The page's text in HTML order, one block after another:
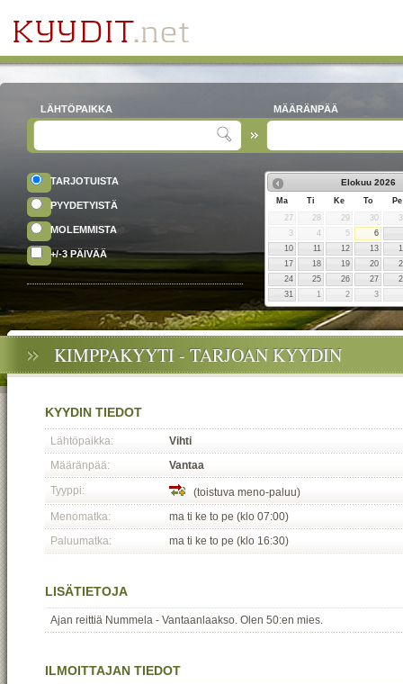
LÄHTÖPAIKKA MÄÄRÄNPÄÄ
TARJOTUISTA
PYYDETYISTÄ
MOLEMMISTA
+/-3 PÄIVÄÄ
Elokuu 2026
Ma Ti Ke To
Pe
27
28 29 30
3
4 5
6
10
11 12 13
17
18 19 20
24
25 26 27
31
1 2 3
KIMPPAKYYTI - TARJOAN KYYDIN
KYYDIN TIEDOT
Lähtöpaikka:
Vihti
Määränpää:
Vantaa
Tyyppi:
(toistuva meno-paluu)
Menomatka:
ma ti ke to pe (klo 07:00)
Paluumatka:
ma ti ke to pe (klo 16:30)
LISÄTIETOJA
Ajan reittiä Nummela - Vantaanlaakso. Olen 50:en mies.
ILMOITTAJAN TIEDOT